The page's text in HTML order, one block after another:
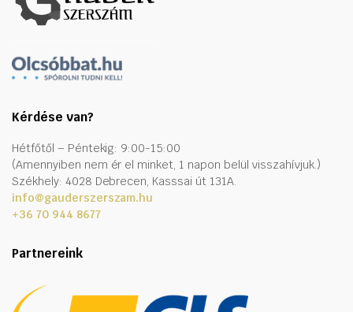
Kérdése van?
Hétfőtől – Péntekig: 9:00-15:00
(Amennyiben nem ér el minket, 1 napon belül visszahívjuk.)
Székhely: 4028 Debrecen, Kasssai út 131A.
info@gauderszerszam.hu
+36 70 944 8677
Partnereink